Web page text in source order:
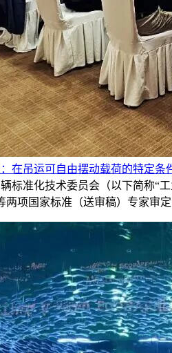
：在吊运可自由摆动载荷的特定
标准化技术委员会（以下简称
项国家标准（送审稿）专家审